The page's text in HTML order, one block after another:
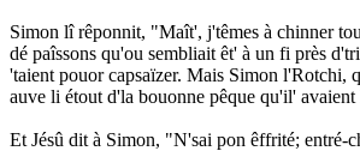
Simon lî rêponnit, "Maît', j'têmes à chinner
dé paîssons qu'ou sembliait êt' à un fi près
'taient pouor capsaïzer. Mais Simon l'Rotchi,
auve li étout d'la bouonne pêque qu'il'
Et Jésû dit à Simon, "N'sai pon êffrité; entré-